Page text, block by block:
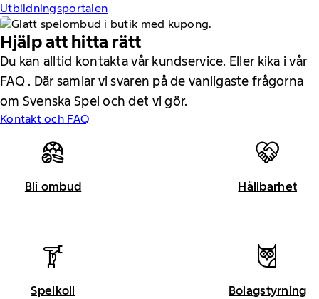
Utbildningsportalen
Hjälp att hitta rätt
Du kan alltid kontakta vår kundservice. Eller kika i vår
FAQ . Där samlar vi svaren på de vanligaste frågorna
om Svenska Spel och det vi gör.
Kontakt och FAQ
Bli ombud Hållbarhet
Spelkoll Bolagstyrning